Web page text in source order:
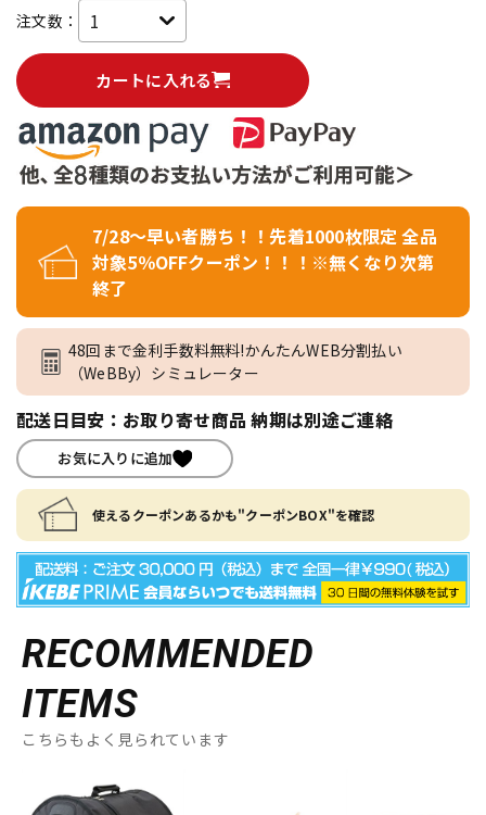
注文数：
カートに入れる
7/28～早い者勝ち！！先着1000枚限定 全品
対象5％OFFクーポン！！！※無くなり次第
終了
48回まで金利手数料無料!かんたんWEB分割払い
（WeBBy）シミュレーター
配送日目安：お取り寄せ商品 納期は別途ご連絡
お気に入りに追加
使えるクーポンあるかも"クーポンBOX"を確認
RECOMMENDED
ITEMS
こちらもよく見られています